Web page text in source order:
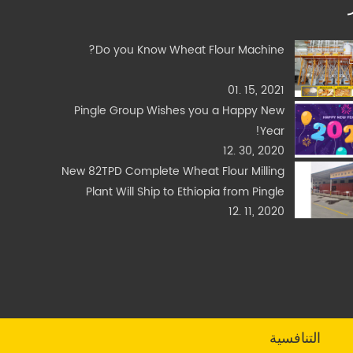
Do you Know Wheat Flour Machine?
01. 15, 2021
Pingle Group Wishes you a Happy New
Year!
12. 30, 2020
New 82TPD Complete Wheat Flour Milling
Plant Will Ship to Ethiopia from Pingle
Today
12. 11, 2020
التنافسية